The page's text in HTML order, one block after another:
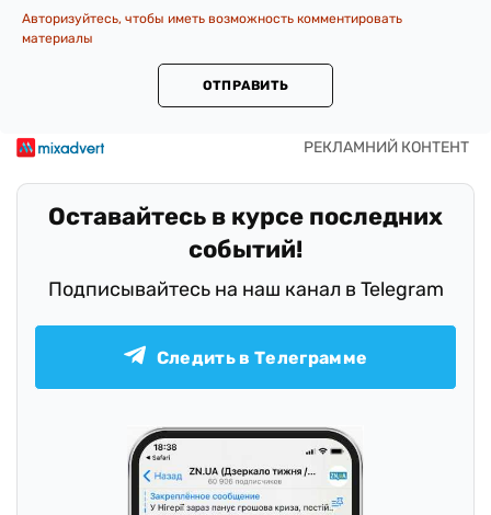
Авторизуйтесь, чтобы иметь возможность комментировать
материалы
ОТПРАВИТЬ
Оставайтесь в курсе последних
событий!
Подписывайтесь на наш канал в Telegram
Следить в Телеграмме